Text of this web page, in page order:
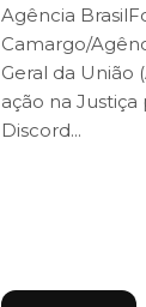
Agência
Camargo/
Geral da União
ação na Justiça
Discord...